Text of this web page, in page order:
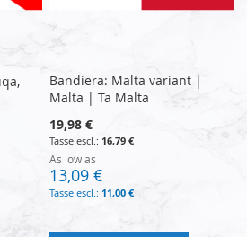
Bandiera: Malta variant |
Malta | Ta Malta
19,98 €
16,79 €
As low as
13,09 €
11,00 €